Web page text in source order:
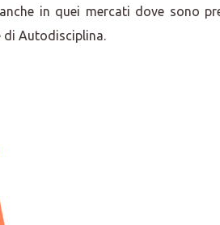
in quei mercati dove sono
di Autodisciplina.